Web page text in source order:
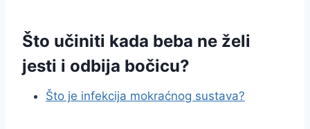
Što učiniti kada beba ne želi
jesti i odbija bočicu?
Što je infekcija mokraćnog sustava?